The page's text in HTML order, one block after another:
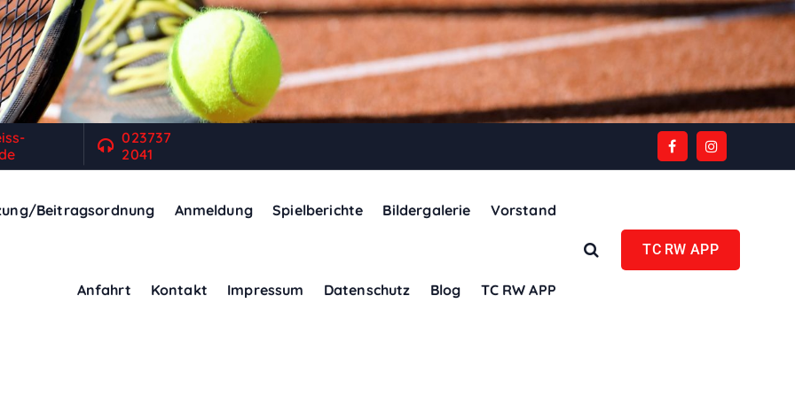
023737
2041
Beitragsordnung Anmeldung Spielberichte Bildergalerie Vorstand
Anfahrt Kontakt Impressum Datenschutz Blog TC RW APP
TC RW APP